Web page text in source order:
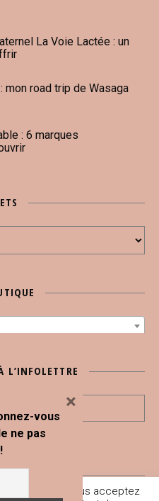
La Voie Lactée : un
mon road trip de Wasaga
: 6 marques
L’INFOLETTRE
sur ce site, vous acceptez
vous
ne pas
×